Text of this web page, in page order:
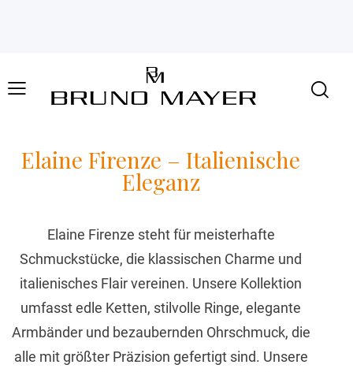
Elaine Firenze – Italienische
Eleganz
Elaine Firenze steht für meisterhafte
Schmuckstücke, die klassischen Charme und
italienisches Flair vereinen. Unsere Kollektion
umfasst edle Ketten, stilvolle Ringe, elegante
Armbänder und bezaubernden Ohrschmuck, die
alle mit größter Präzision gefertigt sind. Unsere